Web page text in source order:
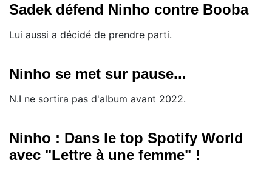
Sadek défend Ninho contre Booba
Lui aussi a décidé de prendre parti.
Ninho se met sur pause...
N.I ne sortira pas d'album avant 2022.
Ninho : Dans le top Spotify World
avec "Lettre à une femme" !